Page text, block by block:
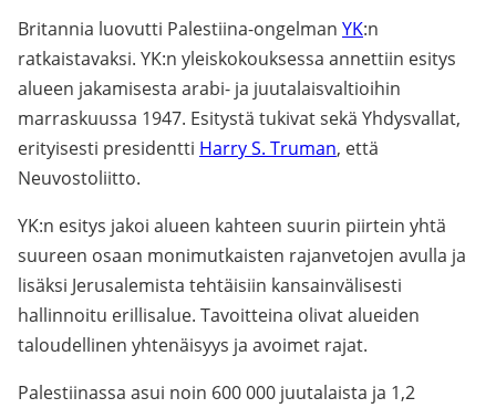
Britannia luovutti Palestiina-ongelman YK:n
ratkaistavaksi. YK:n yleiskokouksessa annettiin esitys
alueen jakamisesta arabi- ja juutalaisvaltioihin
marraskuussa 1947. Esitystä tukivat sekä Yhdysvallat,
erityisesti presidentti Harry S. Truman, että
Neuvostoliitto.
YK:n esitys jakoi alueen kahteen suurin piirtein yhtä
suureen osaan monimutkaisten rajanvetojen avulla ja
lisäksi Jerusalemista tehtäisiin kansainvälisesti
hallinnoitu erillisalue. Tavoitteina olivat alueiden
taloudellinen yhtenäisyys ja avoimet rajat.
Palestiinassa asui noin 600 000 juutalaista ja 1,2